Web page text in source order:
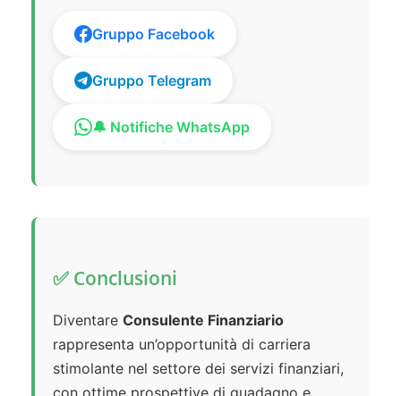
Gruppo Facebook
Gruppo Telegram
🔔 Notifiche WhatsApp
✅ Conclusioni
Diventare Consulente Finanziario
rappresenta un’opportunità di carriera
stimolante nel settore dei servizi finanziari,
con ottime prospettive di guadagno e